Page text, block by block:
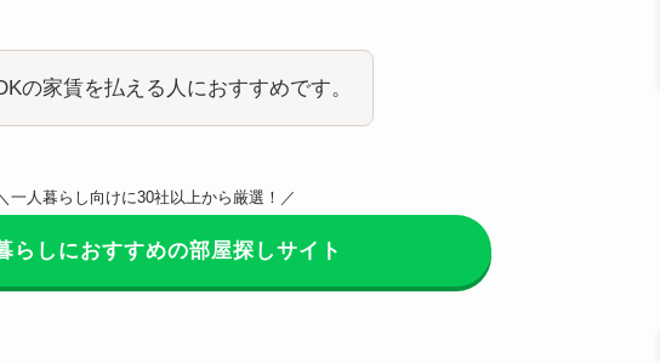
の家賃を払える人におすすめです。
一人暮らし向けに30社以上から厳選！／
らしにおすすめの部屋探しサイト